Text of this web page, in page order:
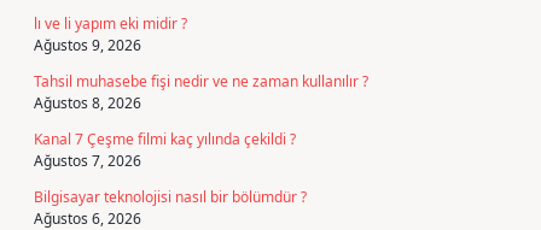
lı ve li yapım eki midir ?
Ağustos 9, 2026
Tahsil muhasebe fişi nedir ve ne zaman kullanılır ?
Ağustos 8, 2026
Kanal 7 Çeşme filmi kaç yılında çekildi ?
Ağustos 7, 2026
Bilgisayar teknolojisi nasıl bir bölümdür ?
Ağustos 6, 2026